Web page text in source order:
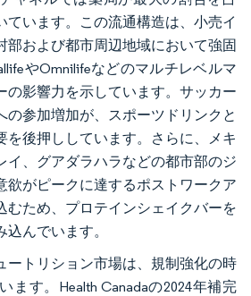
ています。この流通構造は、小売イ
部および都市周辺地域において強固
やOmnilifeなどのマルチレベルマ
の影響力を示しています。サッカー
の参加増加が、スポーツドリンクと
を後押ししています。さらに、メキ
イ、グアダラハラなどの都市部のジ
欲がピークに達するポストワークア
むため、プロテインシェイクバーを
んでいます。
ートリション市場は、規制強化の時
ます。Health Canadaの2024年補完